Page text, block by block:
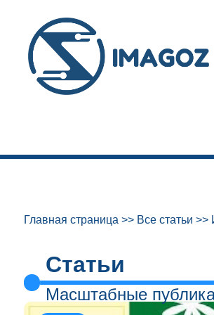
Главная страница >> Все статьи >>
Статьи
Масштабные